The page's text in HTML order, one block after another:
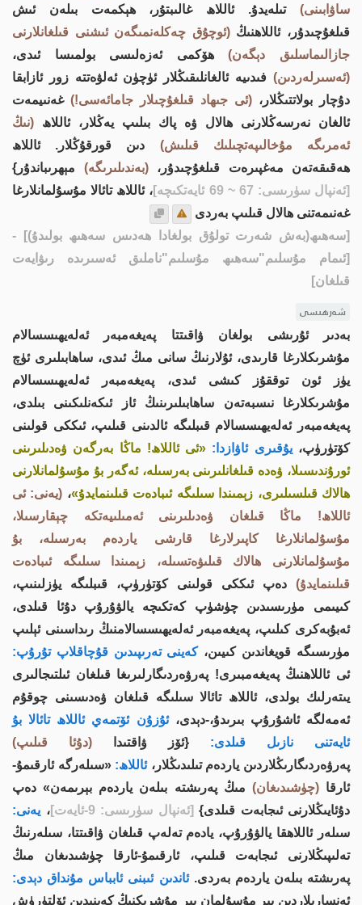
ساۋابىنى) تىلەيدۇ. ئاللاھ غالىبتۇر، ھېكمەت بىلەن ئىش
قىلغۇچىدۇر، ئاللاھنىڭ(ئوچۇق چەكلەنمىگەن ئىشنى قىلغانلارنى
جازالىماسلىق دېگەن)ھۆكمى ئەزەلىسى بولمىسا ئىدى،
(ئەسىرلەردىن) فىدىيە ئالغانلىقىڭلار ئۈچۈن ئەلۋەتتە زور ئازابقا
دۇچار بولاتتىڭلار، (ئى جىھاد قىلغۇچىلار جامائەسى!) غەنىيمەت
ئالغان نەرسەڭلارنى ھالال ۋە پاك بىلىپ يەڭلار، ئاللاھ (نىڭ
ئەمرىگە مۇخالىپەتچىلىك قىلىش) دىن قورقۇڭلار. ئاللاھ
ھەقىقەتەن مەغپىرەت قىلغۇچىدۇر،(بەندىلىرىگە) مېھرىباندۇر}
[ئەنپال سۈرىسى: 67 ~ 69 ئايەتكىچە]
، ئاللاھ تائالا مۇسۇلمانلارغا
غەنىمەتنى ھالال قىلىپ بەردى
[سەھىھ(بەش شەرت تولۇق بولغادا ھەدىس سەھىھ بولىدۇ)]
-
[ئىمام مۇسلىم"سەھىھ مۇسلىم"ناملىق ئەسىرىدە رىۋايەت
قىلغان]
شەرھىسى
بەدىر ئۇرىشى بولغان ۋاقىتتا پەيغەمبەر ئەلەيھىسسالام
مۇشرىكلارغا قارىدى، ئۇلارنىڭ سانى مىڭ ئىدى، ساھابىلىرى ئۈچ
يۈز ئون توققۇز كىشى ئىدى، پەيغەمبەر ئەلەيھىسسالام
مۇشرىكلارغا نىسبەتەن ساھابىلىرىنىڭ ئاز ئىكەنلىكىنى بىلدى،
پەيغەمبەر ئەلەيھىسسالام قىبلىگە ئالدىنى قىلىپ، ئىككى قولىنى
كۆتۈرۈپ، يۇقىرى ئاۋازدا: «ئى ئاللاھ! ماڭا بەرگەن ۋەدىلىرىنى
ئورۇندىسىلا، ۋەدە قىلغانلىرىنى بەرسىلە، ئەگەر بۇ مۇسۇلمانلارنى
ھالاك قىلسىلىرى، زېمىندا سىلىگە ئىبادەت قىلىنمايدۇ»، (يەنى: ئى
ئاللاھ! ماڭا قىلغان ۋەدىلىرىنى ئەمىلىيەتكە چېقارسىلا،
مۇسۇلمانلارغا كاپىرلارغا قارشى ياردەم بەرسىلە، بۇ
مۇسۇلمانلارنى ھالاك قىلىۋەتسىلە، زېمىندا سىلىگە ئىبادەت
قىلىنمايدۇ) دەپ ئىككى قولىنى كۆتۈرۈپ، قىبلىگە يۈزلىنىپ،
كىيىمى مۈرىسىدىن چۈشۈپ كەتكىچە يالۋۇرۇپ دۇئا قىلدى،
ئەبۇبەكرى كىلىپ، پەيغەمبەر ئەلەيھىسسالامنىڭ رىداسىنى ئېلىپ
مۈرىسىگە قويغاندىن كىيىن، كەينى تەرىپىدىن قۇچاقلاپ تۇرۇپ:
ئى ئاللاھنىڭ پەيغەمبىرى! پەرۋەردىگارلىرىغا قىلغان ئىلتىجالىرى
يىتەرلىك بولدى، ئاللاھ تائالا سىلىگە قىلغان ۋەدىسىنى چوقۇم
ئەمەلگە ئاشۇرۇپ بىرىدۇ،-دېدى، ئۇزۇن ئۆتمەي ئاللاھ تائالا بۇ
ئايەتنى نازىل قىلدى: {ئۆز ۋاقتىدا (دۇئا قىلىپ)
پەرۋەردىگارىڭلاردىن ياردەم تىلىدىڭلار، ئاللاھ: «سىلەرگە ئارقىمۇ-
ئارقا(چۈشىدىغان) مىڭ پەرىشتە بىلەن ياردەم بېرىمەن» دەپ
دۇئايىڭلارنى ئىجابەت قىلدى} [ئەنپال سۈرىسى: 9-ئايەت] ، يەنى:
سىلەر ئاللاھقا يالۋۇرۇپ، يادەم تەلەپ قىلغان ۋاقىتتا، سىلەرنىڭ
تەلىپىڭلارنى ئىجابەت قىلىپ، ئارقىمۇ-ئارقا چۈشىدىغان مىڭ
پەرىشتە بىلەن ياردەم بەردى. ئاندىن ئىبنى ئابباس مۇنداق دېدى:
ئەنسارىلاردىن بىر مۇسۇلمان بىر مۇشرىكنىڭ كەينىدىن ئۆلتۈرۈش